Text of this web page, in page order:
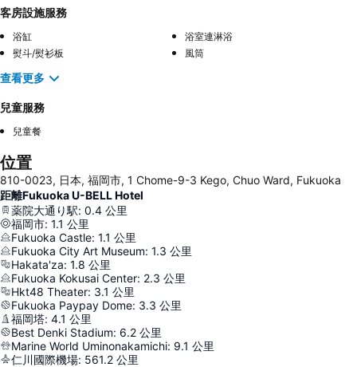
客房設施服務
浴缸
浴室連淋浴
熨斗/熨衫板
風筒
查看更多
兒童服務
兒童餐
位置
810-0023, 日本, 福岡市, 1 Chome-9-3 Kego, Chuo Ward, Fukuoka
距離Fukuoka U-BELL Hotel
薬院大通り駅: 0.4 公里
福岡市: 1.1 公里
Fukuoka Castle: 1.1 公里
Fukuoka City Art Museum: 1.3 公里
Hakata'za: 1.8 公里
Fukuoka Kokusai Center: 2.3 公里
Hkt48 Theater: 3.1 公里
Fukuoka Paypay Dome: 3.3 公里
福岡塔: 4.1 公里
Best Denki Stadium: 6.2 公里
Marine World Uminonakamichi: 9.1 公里
仁川國際機場: 561.2 公里